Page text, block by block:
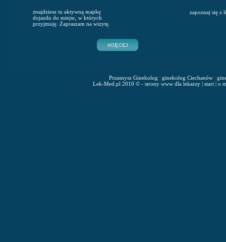
znajdziesz tu aktywną mapkę
dojazdu do miejsc, w których
przyjmuję. Zapraszam na wizytę.
zapoznaj się z
Przasnysz Ginekolog | ginekolog Ciechanów|
Lek-Med.pl 2010 © - strony www dla lekarzy| start| o